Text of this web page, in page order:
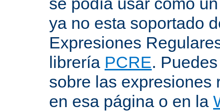
ya no esta soportado
Expresiones
librería PCRE.
sobre las expresiones
en esa página o en la